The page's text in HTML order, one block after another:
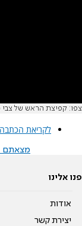
צפו: קפיצת הראש של צבי
לקריאת
מצאתם
פנו אלינו
אודות
יצירת קשר